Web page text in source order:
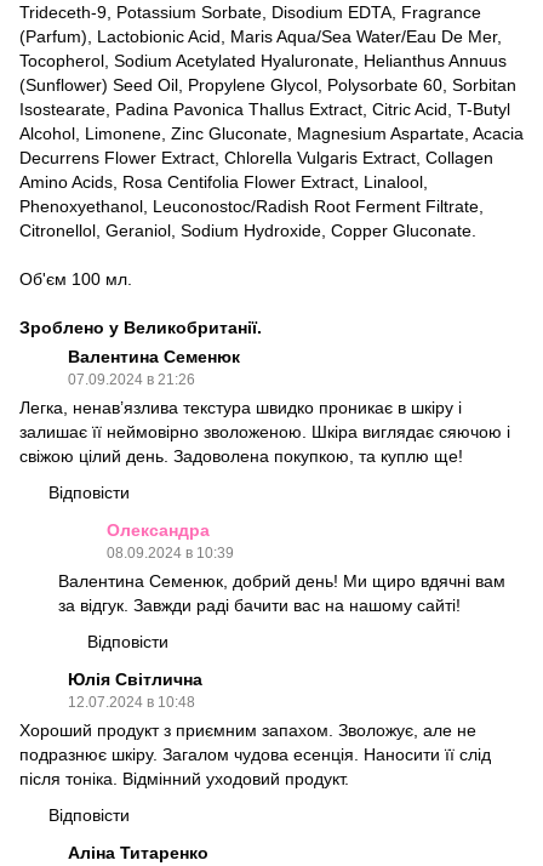
Trideceth-9, Potassium Sorbate, Disodium EDTA, Fragrance
(Parfum), Lactobionic Acid, Maris Aqua/Sea Water/Eau De Mer,
Tocopherol, Sodium Acetylated Hyaluronate, Helianthus Annuus
(Sunflower) Seed Oil, Propylene Glycol, Polysorbate 60, Sorbitan
Isostearate, Padina Pavonica Thallus Extract, Citric Acid, T-Butyl
Alcohol, Limonene, Zinc Gluconate, Magnesium Aspartate, Acacia
Decurrens Flower Extract, Chlorella Vulgaris Extract, Collagen
Amino Acids, Rosa Centifolia Flower Extract, Linalool,
Phenoxyethanol, Leuconostoc/Radish Root Ferment Filtrate,
Citronellol, Geraniol, Sodium Hydroxide, Copper Gluconate.
Об'єм 100 мл.
Зроблено у Великобританії.
Валентина Семенюк
07.09.2024 в 21:26
Легка, ненав’язлива текстура швидко проникає в шкіру і
залишає її неймовірно зволоженою. Шкіра виглядає сяючою і
свіжою цілий день. Задоволена покупкою, та куплю ще!
Відповісти
Олександра
08.09.2024 в 10:39
Валентина Семенюк, добрий день! Ми щиро вдячні вам
за відгук. Завжди раді бачити вас на нашому сайті!
Відповісти
Юлія Світлична
12.07.2024 в 10:48
Хороший продукт з приємним запахом. Зволожує, але не
подразнює шкіру. Загалом чудова есенція. Наносити її слід
після тоніка. Відмінний уходовий продукт.
Відповісти
Аліна Титаренко